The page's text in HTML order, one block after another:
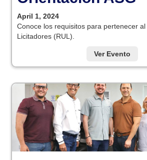
April 1, 2024
Conoce los requisitos para pertenecer
Licitadores (RUL).
Ver Evento